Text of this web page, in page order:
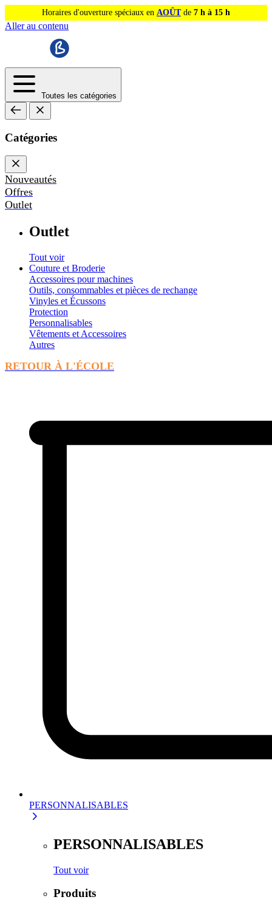
Horaires d'ouverture spéciaux en AOÛTde 7 h à 15 h
Aller au contenu
Toutes les catégories
Catégories
Nouveautés
Offres
Outlet
Outlet
Tout voir
Couture et Broderie
Accessoires pour machines
Outils, consommables et pièces de rechange
Vinyles et Écussons
Protection
Personnalisables
Vêtements et Accessoires
Autres
RETOUR À L'ÉCOLE
PERSONNALISABLES
PERSONNALISABLES
Tout voir
Produits